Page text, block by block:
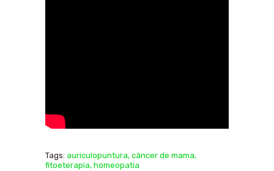
Tags: auriculopuntura, câncer de mama,
fitoeterapia, homeopatia